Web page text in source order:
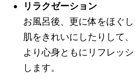
リラクゼーション
お風呂後、更に体をほぐし
肌をきれいにしたりして、
より心身ともにリフレッシ
します。